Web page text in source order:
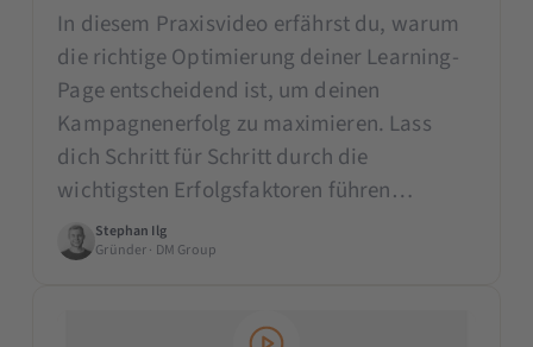
In diesem Praxisvideo erfährst du, warum
die richtige Optimierung deiner Learning-
Page entscheidend ist, um deinen
Kampagnenerfolg zu maximieren. Lass
dich Schritt für Schritt durch die
wichtigsten Erfolgsfaktoren führen…
Stephan Ilg
Gründer · DM Group